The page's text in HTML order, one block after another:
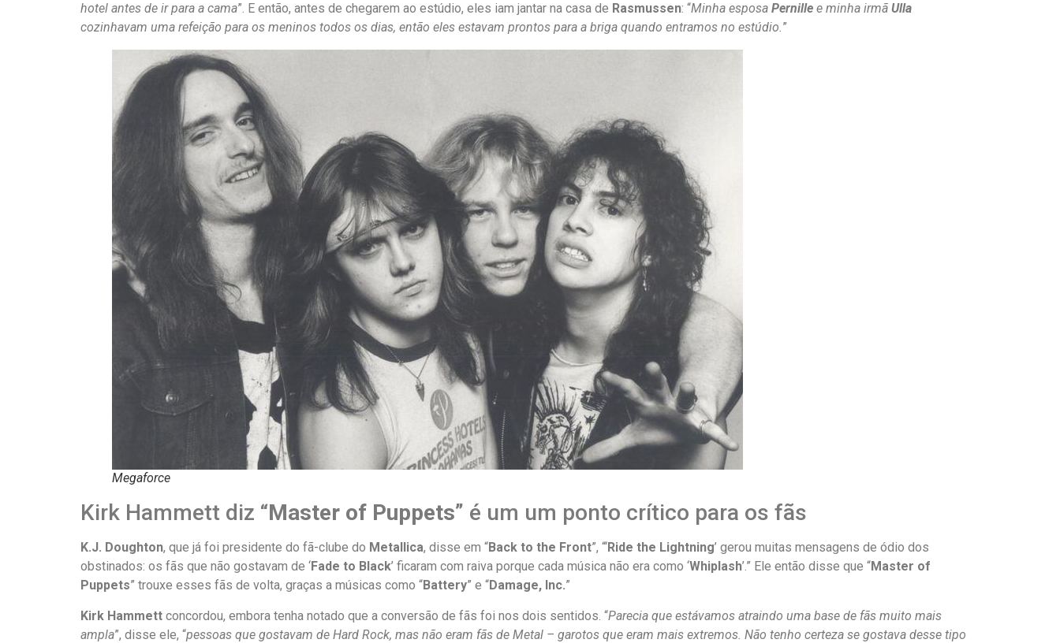
hotel antes de ir para a cama”. E então, antes de chegarem ao estúdio, eles iam jantar na casa de Rasmussen: “Minha esposa Pernille e minha irmã Ulla
cozinhavam uma refeição para os meninos todos os dias, então eles estavam prontos para a briga quando entramos no estúdio.”
Megaforce
Kirk Hammett diz “Master of Puppets” é um um ponto crítico para os fãs
K.J. Doughton, que já foi presidente do fã-clube do Metallica, disse em “Back to the Front”, “‘Ride the Lightning’ gerou muitas mensagens de ódio dos
obstinados: os fãs que não gostavam de ‘Fade to Black’ ficaram com raiva porque cada música não era como ‘Whiplash’.” Ele então disse que “Master of
Puppets” trouxe esses fãs de volta, graças a músicas como “Battery” e “Damage, Inc.”
Kirk Hammett concordou, embora tenha notado que a conversão de fãs foi nos dois sentidos. “Parecia que estávamos atraindo uma base de fãs muito mais
ampla”, disse ele, “pessoas que gostavam de Hard Rock, mas não eram fãs de Metal – garotos que eram mais extremos. Não tenho certeza se gostava desse tipo